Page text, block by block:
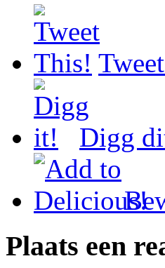
Digg
Plaats een